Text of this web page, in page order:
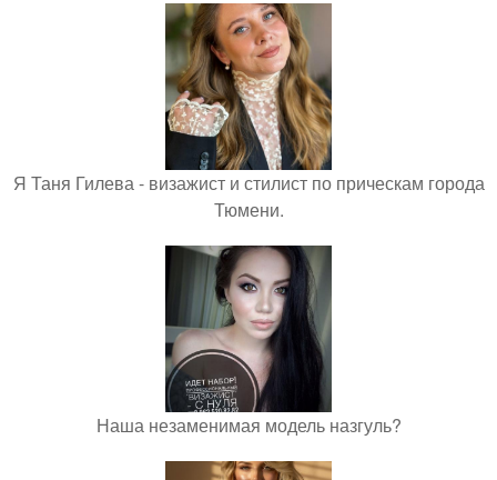
Я Таня Гилева - визажист и стилист по прическам города
Тюмени.
Наша незаменимая модель назгуль?